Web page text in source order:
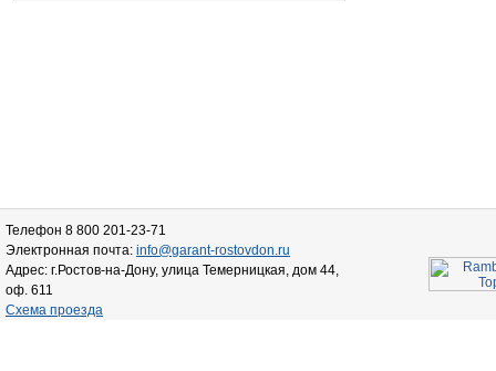
Телефон 8 800 201-23-71
Электронная почта: info@garant-rostovdon.ru
Адрес: г.Ростов-на-Дону, улица Темерницкая, дом 44,
оф. 611
Схема проезда